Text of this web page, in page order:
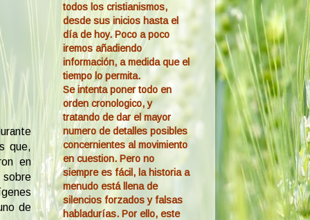
que,
en
sobre
de
todos los cristianismos,
desde sus inicios hasta el
día de hoy. Poco a poco
iremos añadiendo
información, a medida que el
tiempo lo permita.
Se intenta poner todo en
orden cronologico, y
tratando de dar el mayor
numero de detalles posibles
concernientes al movimiento
en cuestion. Pero no
siempre es fácil, la historia a
menudo está llena de
silencios forzados y falsas
habladurías. Por ello, este